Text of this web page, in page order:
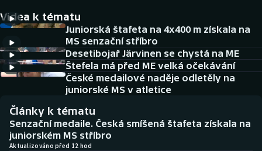
Cyklistika
DALŠÍ SPORTY
Americký fotbal
Baseball a softbal
Basketbal
NEPŘEHLÉDNĚTE
Soutěže
Historické návraty
Videa k tématu
Juniorská štafeta na 4x400 m získala na
MS senzační stříbro
Desetibojař Järvinen se chystá na ME
Štefela má před ME velká očekávání
České medailové naděje odletěly na
juniorské MS v atletice
Články k tématu
Senzační medaile. Česká smíšená štafeta získala na
juniorském MS stříbro
Aktualizováno před 12 hod